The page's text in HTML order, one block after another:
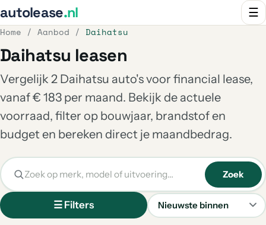
autolease.nl ☰
Home / Aanbod / Daihatsu
Daihatsu leasen
Vergelijk 2 Daihatsu auto's voor financial lease,
vanaf € 183 per maand. Bekijk de actuele
voorraad, filter op bouwjaar, brandstof en
budget en bereken direct je maandbedrag.
☰ Filters
Sorteren
Zoek